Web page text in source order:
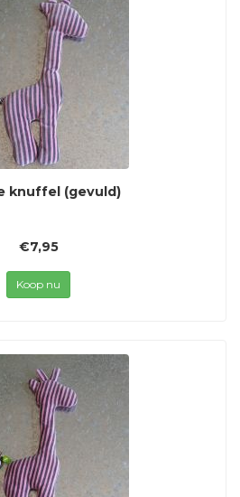
knuffel (gevuld)
€7,95
Koop nu